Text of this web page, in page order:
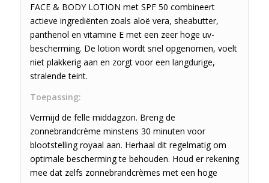
FACE & BODY LOTION met SPF 50 combineert
actieve ingrediënten zoals aloë vera, sheabutter,
panthenol en vitamine E met een zeer hoge uv-
bescherming. De lotion wordt snel opgenomen, voelt
niet plakkerig aan en zorgt voor een langdurige,
stralende teint.
Toepassing:
Vermijd de felle middagzon. Breng de
zonnebrandcrème minstens 30 minuten voor
blootstelling royaal aan. Herhaal dit regelmatig om
optimale bescherming te behouden. Houd er rekening
mee dat zelfs zonnebrandcrèmes met een hoge